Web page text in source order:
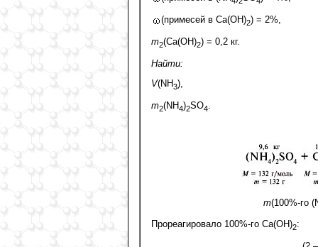
(примесей в Са(ОН)2) = 2%,
m2(Са(ОН)2) = 0,2 кг.
Найти:
V(NH3),
m2(NH4)2SO4
m(100%-го
Прореагировало 100%-го Са(ОН)2: